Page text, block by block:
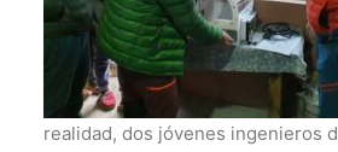
realidad, dos jóvenes ingenieros